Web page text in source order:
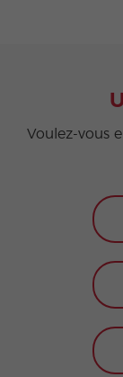
Voulez-vous